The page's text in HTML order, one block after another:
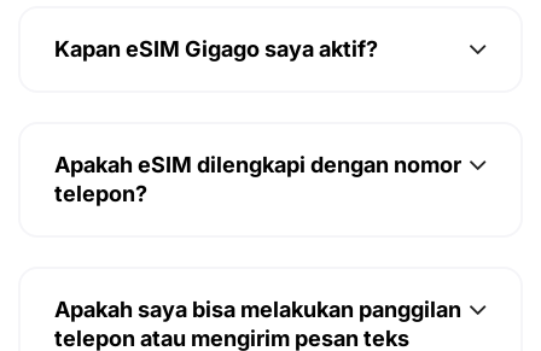
Kapan eSIM Gigago saya aktif?
Apakah eSIM dilengkapi dengan nomor
telepon?
Apakah saya bisa melakukan panggilan
telepon atau mengirim pesan teks